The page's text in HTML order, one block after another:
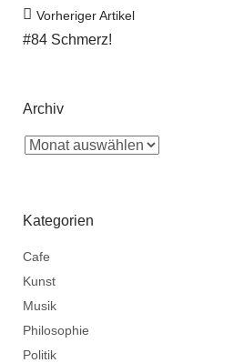
Vorheriger Artikel
#84 Schmerz!
Archiv
Kategorien
Cafe
Kunst
Musik
Philosophie
Politik